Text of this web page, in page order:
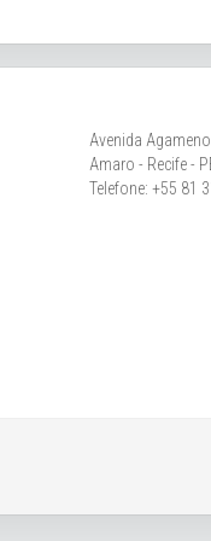
Avenida
Amaro - Recife -
Telefone: +55 81